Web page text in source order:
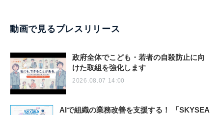
動画で見るプレスリリース
政府全体でこども・若者の自殺防止に向
けた取組を強化します
2026.08.07 14:00
AIで組織の業務改善を支援する！ 「SKYSEA